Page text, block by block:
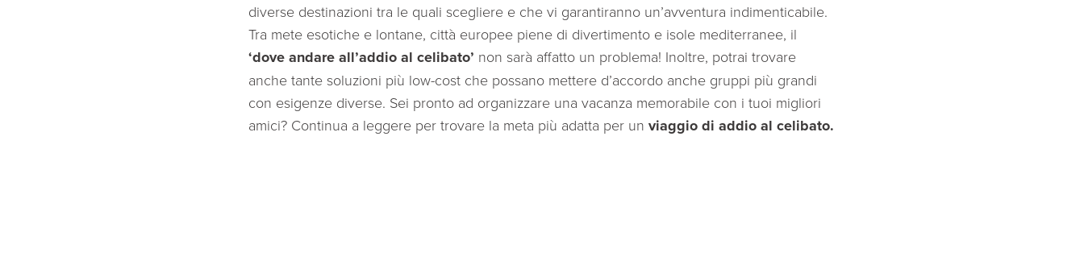
diverse destinazioni tra le quali scegliere e che vi garantiranno un’avventura indimenticabile.
Tra mete esotiche e lontane, città europee piene di divertimento e isole mediterranee, il
‘dove andare all’addio al celibato’ non sarà affatto un problema! Inoltre, potrai trovare
anche tante soluzioni più low-cost che possano mettere d’accordo anche gruppi più grandi
con esigenze diverse. Sei pronto ad organizzare una vacanza memorabile con i tuoi migliori
amici? Continua a leggere per trovare la meta più adatta per un viaggio di addio al celibato.